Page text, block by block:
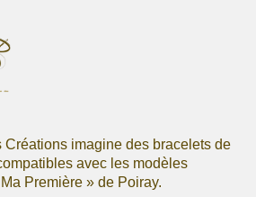
Créations imagine des bracelets de
avec les modèles
Première » de Poiray.